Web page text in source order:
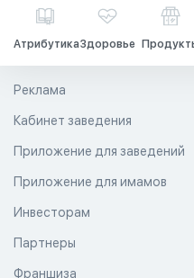
АтрибутикаЗдоровье
Реклама
Кабинет заведения
Приложение для заведений
Приложение для имамов
Инвесторам
Партнеры
Франшиза